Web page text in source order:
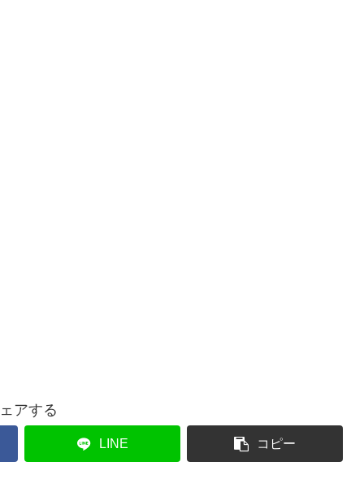
アする
LINE コピー